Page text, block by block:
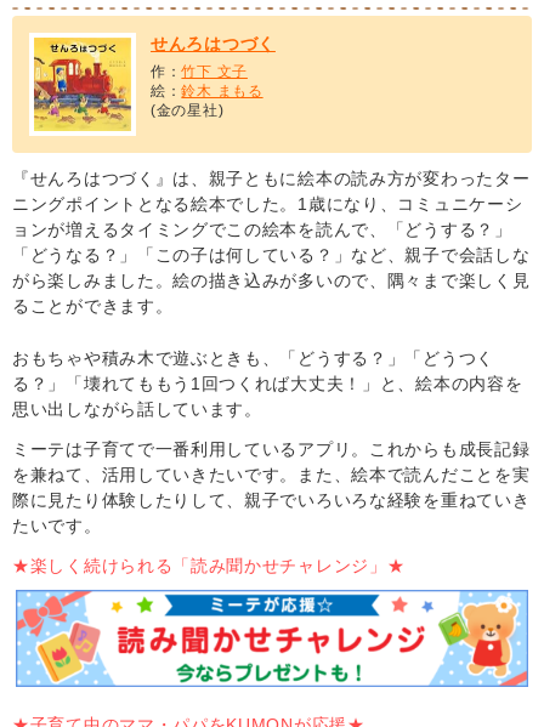
せんろはつづく
作：竹下 文子
絵：鈴木 まもる
(金の星社)
『せんろはつづく』は、親子ともに絵本の読み方が変わったター
ニングポイントとなる絵本でした。1歳になり、コミュニケーシ
ョンが増えるタイミングでこの絵本を読んで、「どうする？」
「どうなる？」「この子は何している？」など、親子で会話しな
がら楽しみました。絵の描き込みが多いので、隅々まで楽しく見
ることができます。
おもちゃや積み木で遊ぶときも、「どうする？」「どうつく
る？」「壊れてももう1回つくれば大丈夫！」と、絵本の内容を
思い出しながら話しています。
ミーテは子育てで一番利用しているアプリ。これからも成長記録
を兼ねて、活用していきたいです。また、絵本で読んだことを実
際に見たり体験したりして、親子でいろいろな経験を重ねていき
たいです。
★楽しく続けられる「読み聞かせチャレンジ」★